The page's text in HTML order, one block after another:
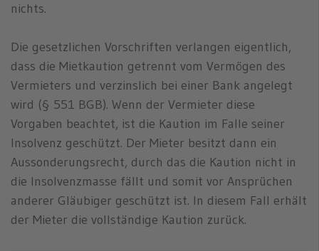
nichts.
Die gesetzlichen Vorschriften verlangen eigentlich,
dass die Mietkaution getrennt vom Vermögen des
Vermieters und verzinslich bei einer Bank angelegt
wird (§ 551 BGB). Wenn der Vermieter diese
Vorgaben beachtet, ist die Kaution im Falle seiner
Insolvenz geschützt. Der Mieter besitzt dann ein
Aussonderungsrecht, durch das die Kaution nicht in
die Insolvenzmasse fällt und somit vor Ansprüchen
anderer Gläubiger geschützt ist. In diesem Fall erhält
der Mieter die vollständige Kaution zurück.